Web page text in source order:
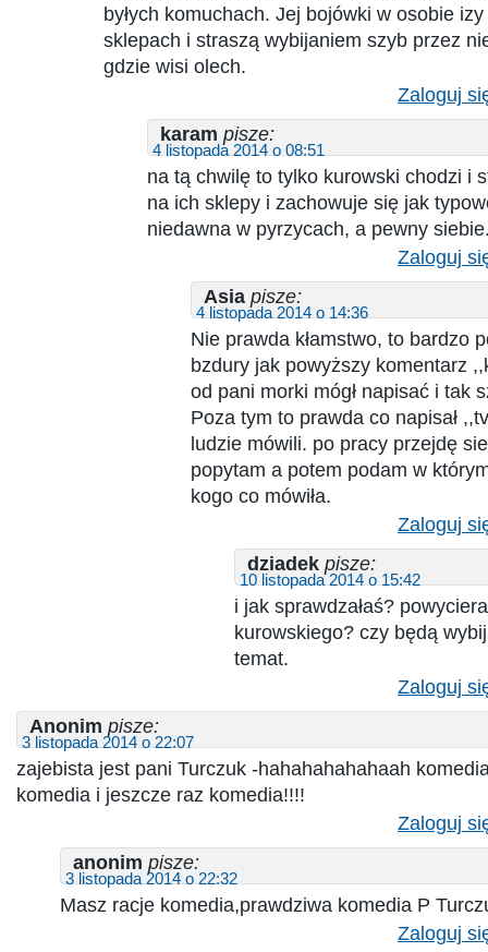
byłych komuchach. Jej bojówki w osobie
sklepach i straszą wybijaniem szyb przez
gdzie wisi olech.
Zaloguj
karam pisze:
4 listopada 2014 o 08:51
na tą chwilę to tylko kurowski chodzi i
na ich sklepy i zachowuje się jak
niedawna w pyrzycach, a pewny
Zaloguj
Asia pisze:
4 listopada 2014 o 14:36
Nie prawda kłamstwo, to bardzo
bzdury jak powyższy komentarz
od pani morki mógł napisać i tak
Poza tym to prawda co napisał
ludzie mówili. po pracy przejdę
popytam a potem podam w
kogo co mówiła.
Zaloguj
dziadek pisze:
10 listopada 2014 o 15:42
i jak sprawdzałaś?
kurowskiego? czy będą
temat.
Zaloguj
Anonim pisze:
3 listopada 2014 o 22:07
zajebista jest pani Turczuk -hahahahahahaah
komedia i jeszcze raz komedia!!!!
Zaloguj
anonim pisze:
3 listopada 2014 o 22:32
Masz racje komedia,prawdziwa komedia P
Zaloguj